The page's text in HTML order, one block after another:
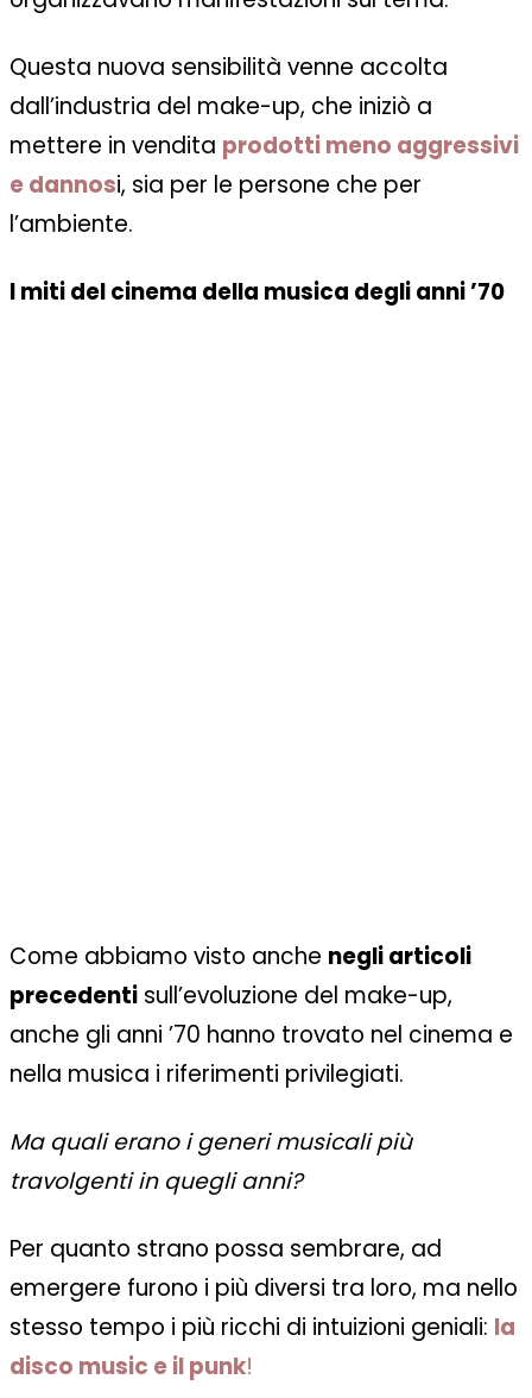
Questa nuova sensibilità venne accolta
dall’industria del make-up, che iniziò a
mettere in vendita prodotti meno aggressivi
e dannosi, sia per le persone che per
l’ambiente.
I miti del cinema della musica degli anni ’70
Come abbiamo visto anche negli articoli
precedenti sull’evoluzione del make-up,
anche gli anni ’70 hanno trovato nel cinema e
nella musica i riferimenti privilegiati.
Ma quali erano i generi musicali più
travolgenti in quegli anni?
Per quanto strano possa sembrare, ad
emergere furono i più diversi tra loro, ma nello
stesso tempo i più ricchi di intuizioni geniali: la
disco music e il punk!